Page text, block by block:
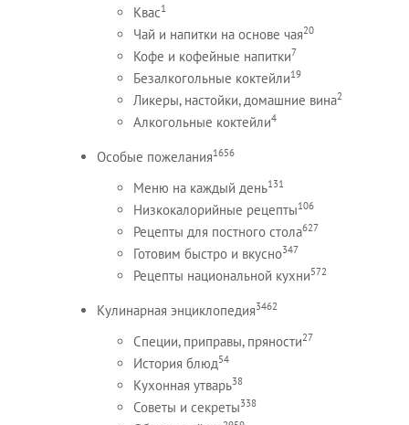
Квас1
Чай и напитки на основе чая20
Кофе и кофейные напитки7
Безалкогольные коктейли19
Ликеры, настойки, домашние вина2
Алкогольные коктейли4
Особые пожелания1656
Меню на каждый день131
Низкокалорийные рецепты106
Рецепты для постного стола627
Готовим быстро и вкусно347
Рецепты национальной кухни572
Кулинарная энциклопедия3462
Специи, приправы, пряности27
История блюд54
Кухонная утварь38
Советы и секреты338